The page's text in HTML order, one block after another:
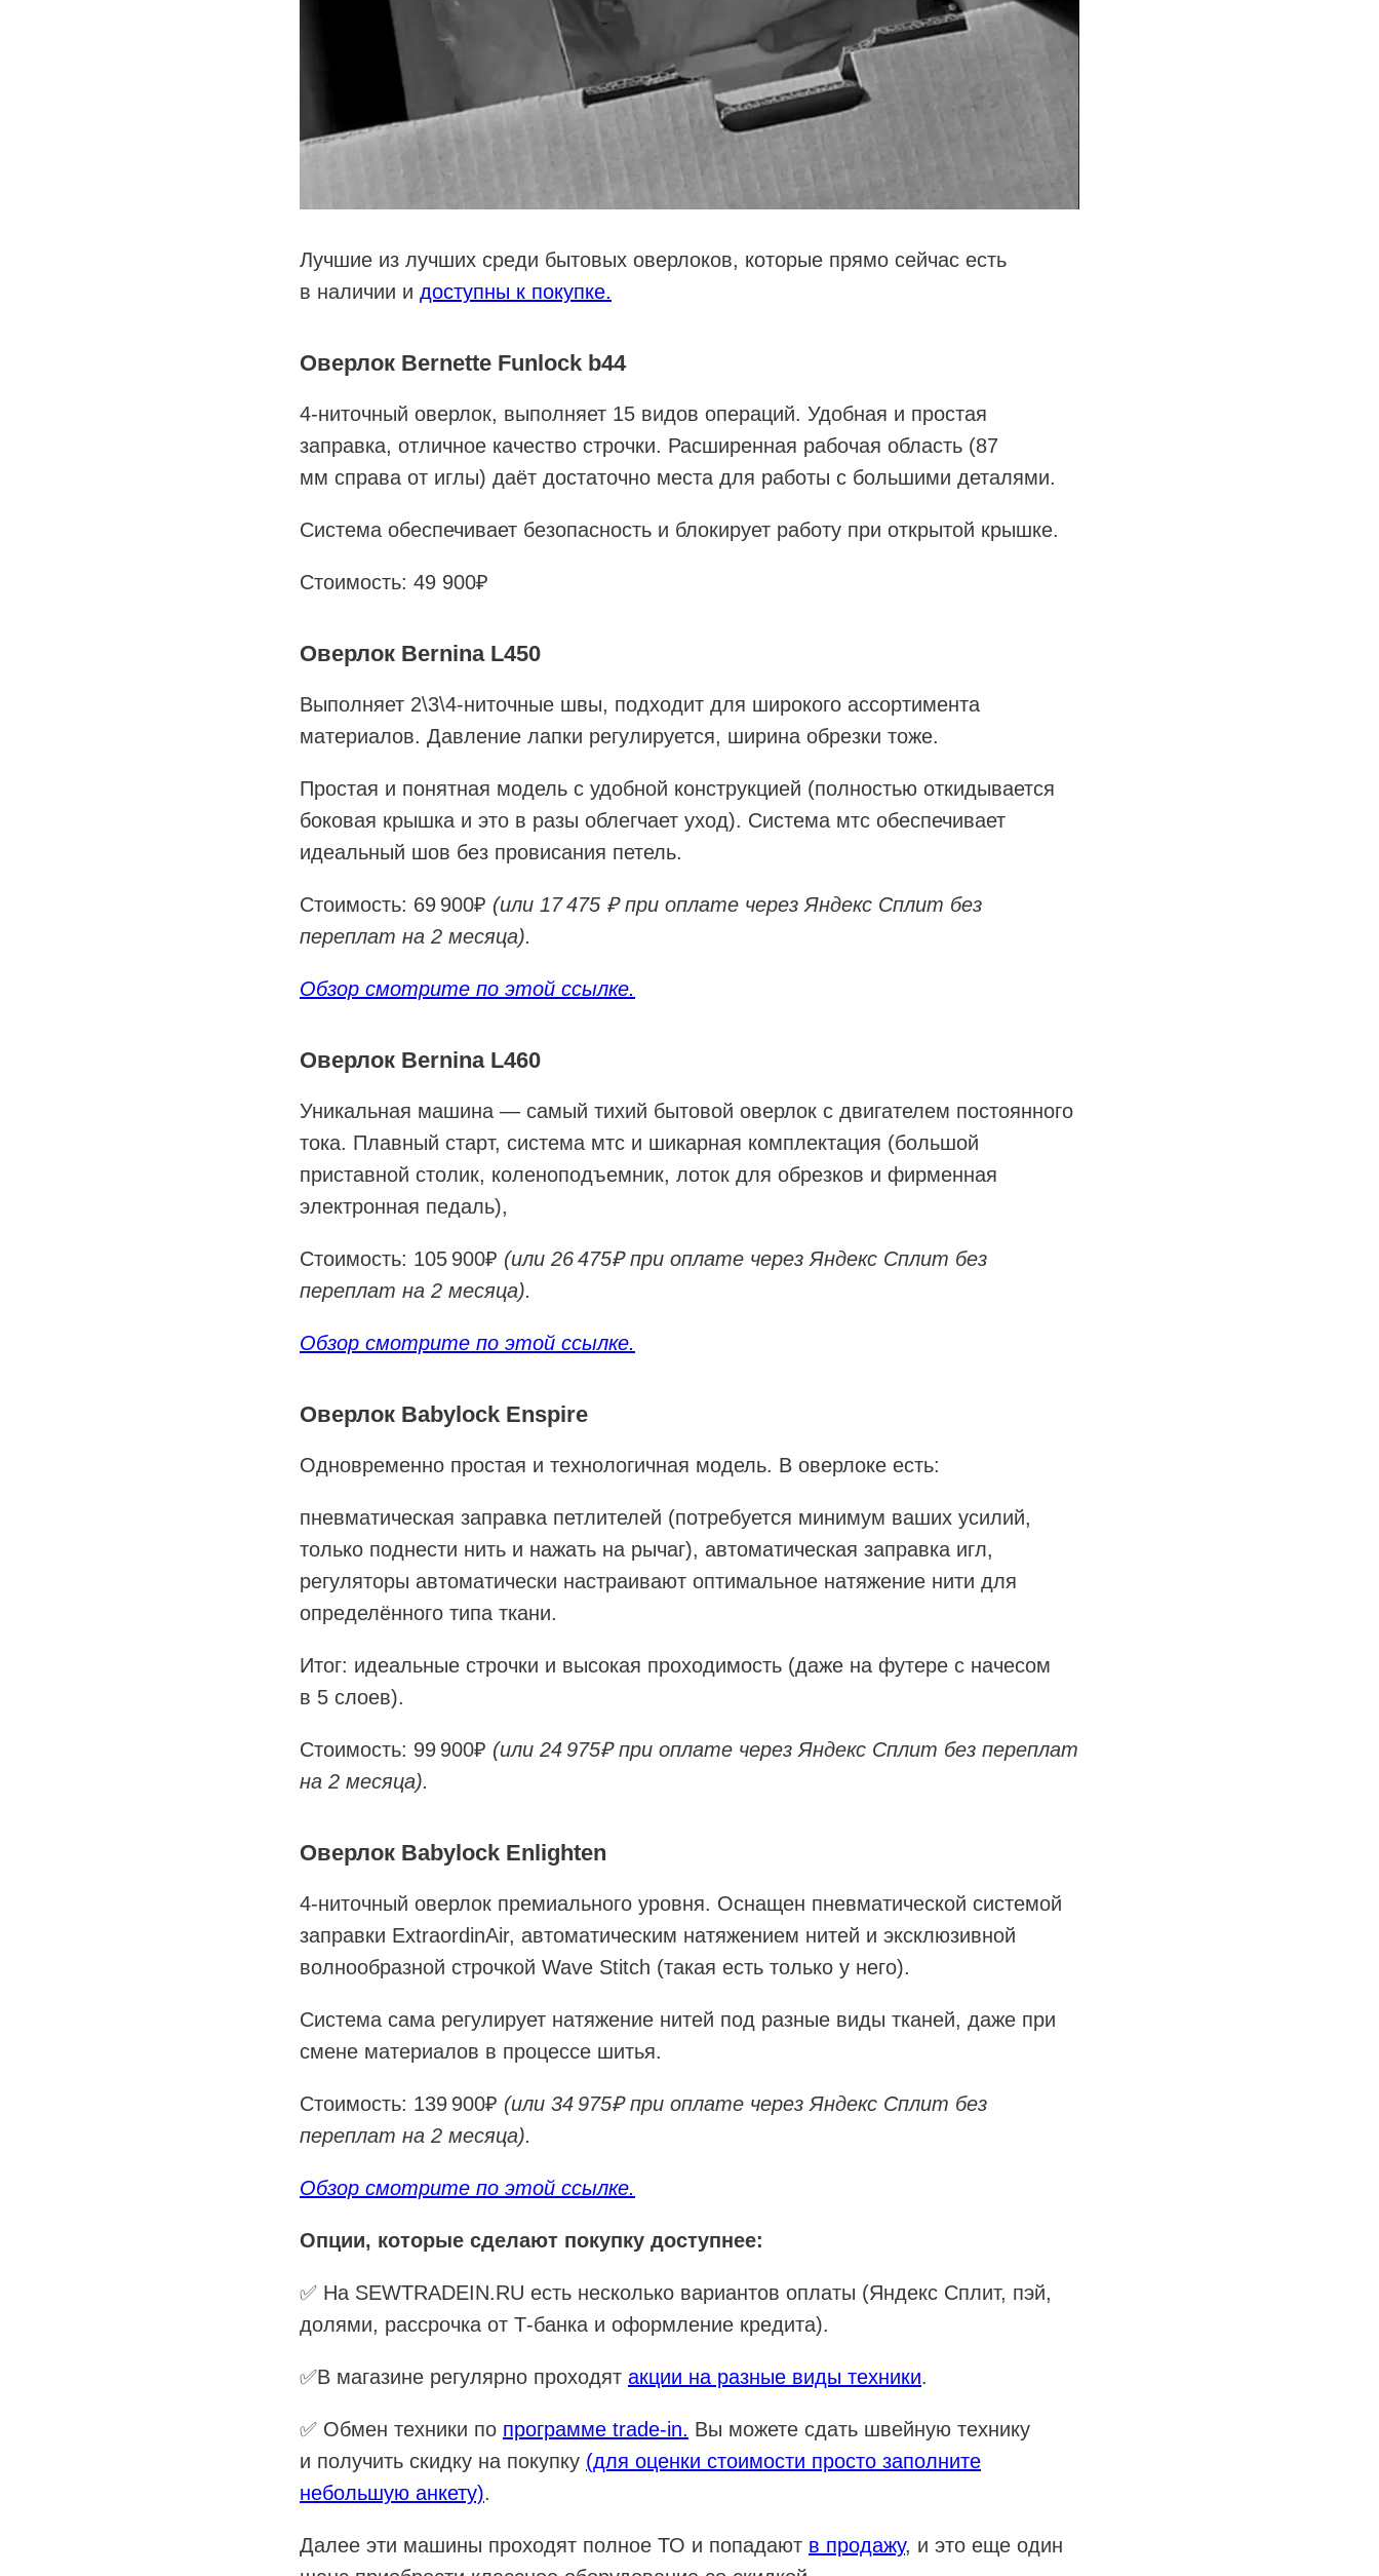
Лучшие из лучших среди бытовых оверлоков, которые прямо сейчас есть
в наличии и доступны к покупке.
Оверлок Bernette Funlock b44
4-ниточный оверлок, выполняет 15 видов операций. Удобная и простая
заправка, отличное качество строчки. Расширенная рабочая область (87
мм справа от иглы) даёт достаточно места для работы с большими деталями.
Система обеспечивает безопасность и блокирует работу при открытой крышке.
Стоимость: 49 900₽
Оверлок Bernina L450
Выполняет 2\3\4-ниточные швы, подходит для широкого ассортимента
материалов. Давление лапки регулируется, ширина обрезки тоже.
Простая и понятная модель с удобной конструкцией (полностью откидывается
боковая крышка и это в разы облегчает уход). Система мтс обеспечивает
идеальный шов без провисания петель.
Стоимость: 69 900₽ (или 17 475 ₽ при оплате через Яндекс Сплит без
переплат на 2 месяца).
Обзор смотрите по этой ссылке.
Оверлок Bernina L460
Уникальная машина — самый тихий бытовой оверлок с двигателем постоянного
тока. Плавный старт, система мтс и шикарная комплектация (большой
приставной столик, коленоподъемник, лоток для обрезков и фирменная
электронная педаль),
Стоимость: 105 900₽ (или 26 475₽ при оплате через Яндекс Сплит без
переплат на 2 месяца).
Обзор смотрите по этой ссылке.
Оверлок Babylock Enspire
Одновременно простая и технологичная модель. В оверлоке есть:
пневматическая заправка петлителей (потребуется минимум ваших усилий,
только поднести нить и нажать на рычаг), автоматическая заправка игл,
регуляторы автоматически настраивают оптимальное натяжение нити для
определённого типа ткани.
Итог: идеальные строчки и высокая проходимость (даже на футере с начесом
в 5 слоев).
Стоимость: 99 900₽ (или 24 975₽ при оплате через Яндекс Сплит без переплат
на 2 месяца).
Оверлок Babylock Enlighten
4-ниточный оверлок премиального уровня. Оснащен пневматической системой
заправки ExtraordinAir, автоматическим натяжением нитей и эксклюзивной
волнообразной строчкой Wave Stitch (такая есть только у него).
Система сама регулирует натяжение нитей под разные виды тканей, даже при
смене материалов в процессе шитья.
Стоимость: 139 900₽ (или 34 975₽ при оплате через Яндекс Сплит без
переплат на 2 месяца).
Обзор смотрите по этой ссылке.
Опции, которые сделают покупку доступнее:
✅ На SEWTRADEIN.RU есть несколько вариантов оплаты (Яндекс Сплит, пэй,
долями, рассрочка от Т-банка и оформление кредита).
✅В магазине регулярно проходят акции на разные виды техники.
✅ Обмен техники по программе trade-in. Вы можете сдать швейную технику
и получить скидку на покупку (для оценки стоимости просто заполните
небольшую анкету).
Далее эти машины проходят полное ТО и попадают в продажу, и это еще один